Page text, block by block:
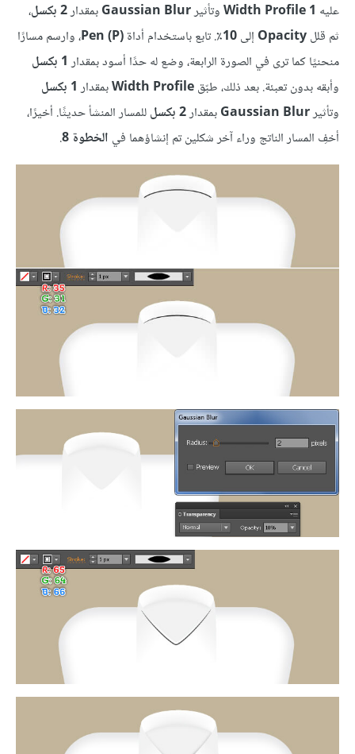
عليه Width Profile 1وتأثيرGaussian Blurبمقدار2 بكسل
،
ثم قللOpacity إلى10٪ . تابع باستخدام أداة(Pen (P
، وارسم مسارًا
منحنيًا كما ترى في الصورة الرابعة، وضع له حدًا أسود بمقدار1 بكسل
وأبقه بدون تعبئة. بعد ذلك، طبّقWidth Profileبمقدار1 بكسل
وتأثيرGaussian Blurبمقدار2 بكسل
للمسار المنشأ حديثًا. أخيرًا،
أخفِ المسار الناتج وراء آخر شكلين تم إنشاؤهما في الخطوة 8 .